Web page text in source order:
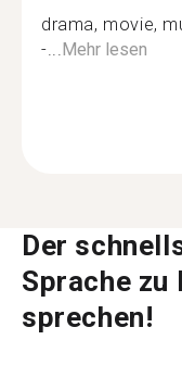
drama, movie,
-... Mehr lesen
Der
Sprache zu
sprechen!